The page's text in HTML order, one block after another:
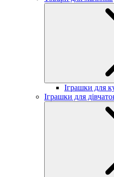
Іграшки для
Іграшки для